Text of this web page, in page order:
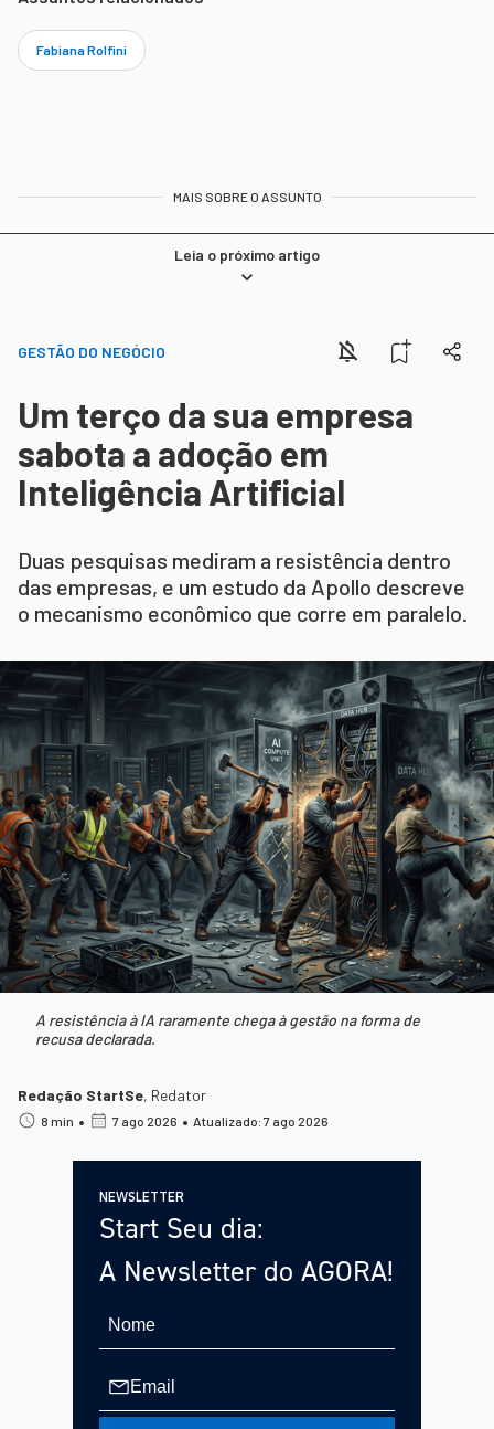
Fabiana Rolfini
MAIS SOBRE O ASSUNTO
Leia o próximo artigo
GESTÃO DO NEGÓCIO
Um terço da sua empresa
sabota a adoção em
Inteligência Artificial
Duas pesquisas mediram a resistência dentro
das empresas, e um estudo da Apollo descreve
o mecanismo econômico que corre em paralelo.
A resistência à IA raramente chega à gestão na forma de
recusa declarada.
Redação StartSe, Redator
8 min • 7 ago 2026 • Atualizado: 7 ago 2026
NEWSLETTER
Start Seu dia:
A Newsletter do AGORA!